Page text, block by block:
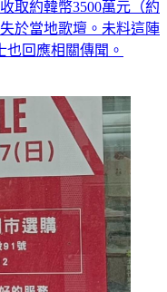
取約韓幣3500萬元（約
於當地歌壇。未料這陣
回應相關傳聞。